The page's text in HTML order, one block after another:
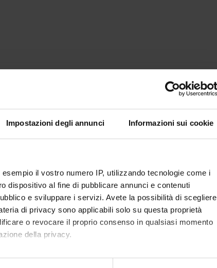
Impostazioni degli annunci Informazioni sui cookie
il vostro numero IP, utilizzando tecnologie come i
dispositivo al fine di pubblicare annunci e contenuti
e sviluppare i servizi. Avete la possibilità di scegliere
di privacy sono applicabili solo su questa proprietà
o revocare il proprio consenso in qualsiasi momento
della privacy.
ANATOMY